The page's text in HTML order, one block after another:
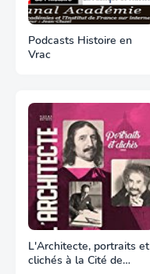
Podcasts Histoire en
Vrac
L'Architecte, portraits et
clichés à la Cité de